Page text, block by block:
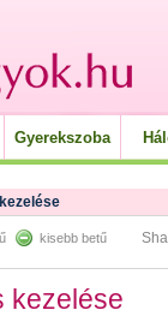
Gyerekszoba
kisebb betű
kezelése